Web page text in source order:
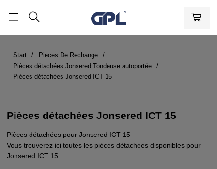
Start
Pièces De Rechange
Pièces détachées Jonsered Tondeuse autoportée
Pièces détachées Jonsered ICT 15
Pièces détachées Jonsered ICT 15
Pièces détachées pour Jonsered ICT 15
Vous trouverez ici toutes les pièces détachées disponibles pour
Jonsered ICT 15.